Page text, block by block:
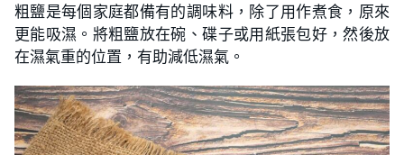
粗鹽是每個家庭都備有的調味料，除了用作煮食，原來
更能吸濕。將粗鹽放在碗、碟子或用紙張包好，然後放
在濕氣重的位置，有助減低濕氣。